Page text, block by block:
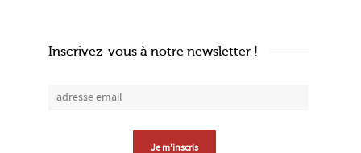
Inscrivez-vous à notre newsletter !